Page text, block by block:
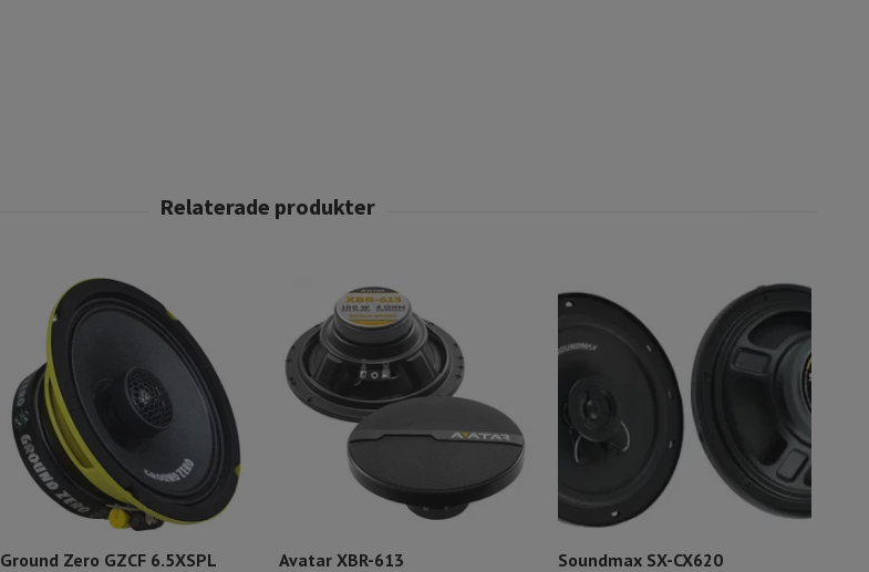
Ground Zero GZCF 6.5XSPL
Avatar XBR-613 Soundmax SX-CX620